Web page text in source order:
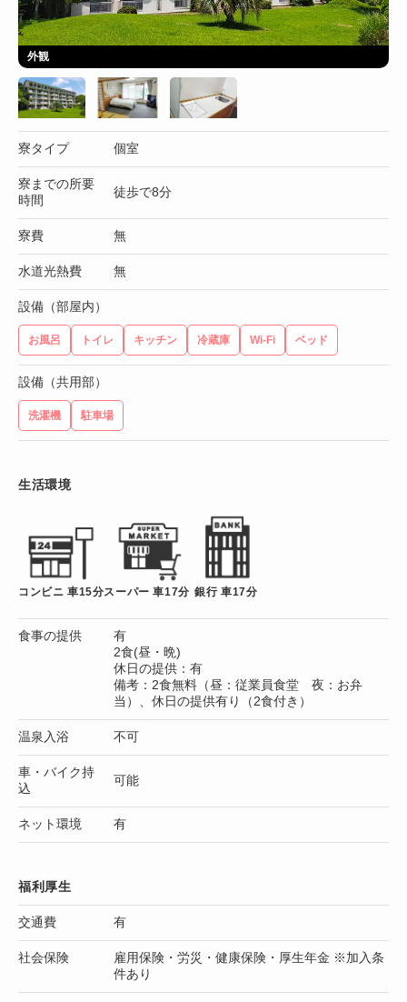
外観
寮タイプ 個室
寮までの所要
時間
徒歩で8分
寮費 無
水道光熱費 無
設備（部屋内）
お風呂 トイレ キッチン 冷蔵庫 Wi-Fi ベッド
設備（共用部）
洗濯機 駐車場
生活環境
コンビニ 車15分スーパー 車17分 銀行 車17分
食事の提供
有
2食(昼・晩)
休日の提供：有
備考：2食無料（昼：従業員食堂 夜：お弁
当）、休日の提供有り（2食付き）
温泉入浴 不可
車・バイク持
込
可能
ネット環境 有
福利厚生
交通費 有
社会保険
雇用保険・労災・健康保険・厚生年金 ※加入条
件あり